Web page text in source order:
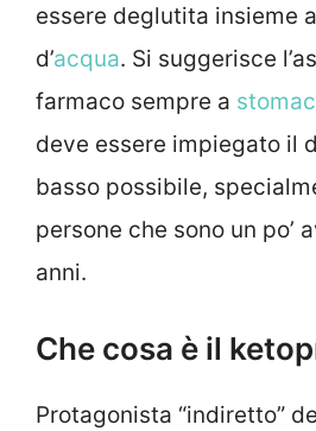
essere deglutita insieme
d’acqua. Si suggerisce
farmaco sempre a
deve essere impiegato il
basso possibile,
persone che sono un po’
anni.
Che cosa è il
Protagonista “indiretto”